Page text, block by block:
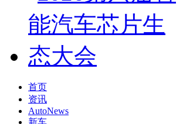
首页
资讯
AutoNews
新车